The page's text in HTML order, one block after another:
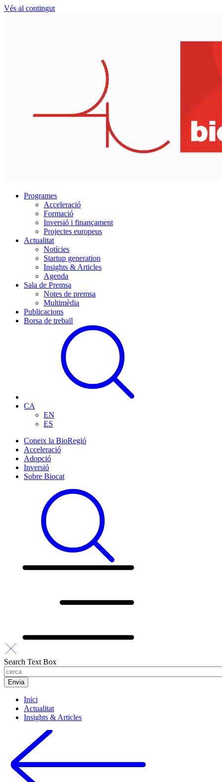
Vés al contingut
Programes
Acceleració
Formació
Inversió i finançament
Projectes europeus
Actualitat
Notícies
Startup generation
Insights & Articles
Agenda
Sala de Premsa
Notes de premsa
Multimèdia
Publicacions
Borsa de treball
CA
EN
ES
Coneix la BioRegió
Acceleració
Adopció
Inversió
Sobre Biocat
Search Text Box
Inici
Actualitat
Insights & Articles